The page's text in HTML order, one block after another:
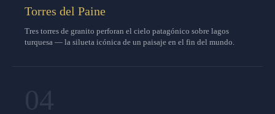
Torres del Paine
Tres torres de granito perforan el cielo patagónico sobre lagos
turquesa — la silueta icónica de un paisaje en el fin del mundo.